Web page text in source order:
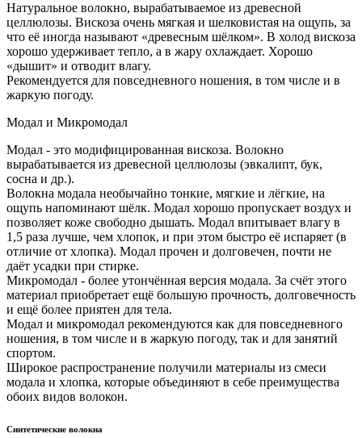
Натуральное волокно, вырабатываемое из древесной
целлюлозы. Вискоза очень мягкая и шелковистая на ощупь, за
что её иногда называют «древесным шёлком». В холод вискоза
хорошо удерживает тепло, а в жару охлаждает. Хорошо
«дышит» и отводит влагу.
Рекомендуется для повседневного ношения, в том числе и в
жаркую погоду.
Модал и Микромодал
Модал - это модифицированная вискоза. Волокно
вырабатывается из древесной целлюлозы (эвкалипт, бук,
сосна и др.).
Волокна модала необычайно тонкие, мягкие и лёгкие, на
ощупь напоминают шёлк. Модал хорошо пропускает воздух и
позволяет коже свободно дышать. Модал впитывает влагу в
1,5 раза лучше, чем хлопок, и при этом быстро её испаряет (в
отличие от хлопка). Модал прочен и долговечен, почти не
даёт усадки при стирке.
Микромодал - более утончённая версия модала. За счёт этого
материал приобретает ещё большую прочность, долговечность
и ещё более приятен для тела.
Модал и микромодал рекомендуются как для повседневного
ношения, в том числе и в жаркую погоду, так и для занятий
спортом.
Широкое распространение получили материалы из смеси
модала и хлопка, которые объединяют в себе преимущества
обоих видов волокон.
Синтетические волокна